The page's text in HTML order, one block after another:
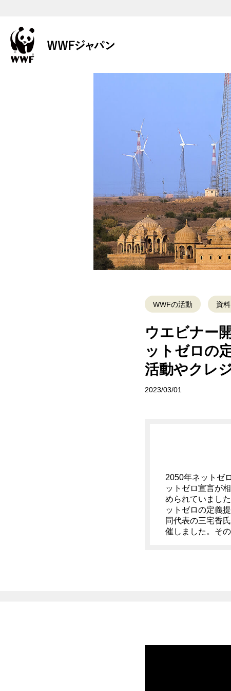
WWFの活動 資
ウエビナー
ットゼロの
活動やクレ
2023/03/01
2050年ネットゼ
ットゼロ宣言が
められていまし
ットゼロの定義
同代表の三宅香
催しました。そ